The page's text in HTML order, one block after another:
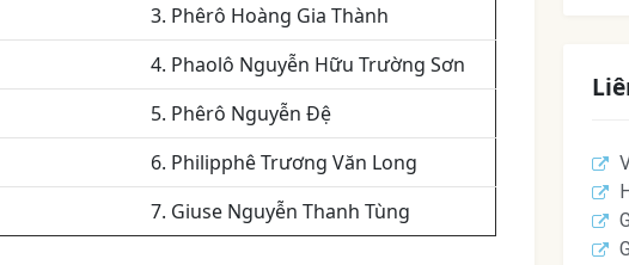
3. Phêrô Hoàng Gia Thành
4. Phaolô Nguyễn Hữu Trường Sơn
5. Phêrô Nguyễn Đệ
6. Philipphê Trương Văn Long
7. Giuse Nguyễn Thanh Tùng